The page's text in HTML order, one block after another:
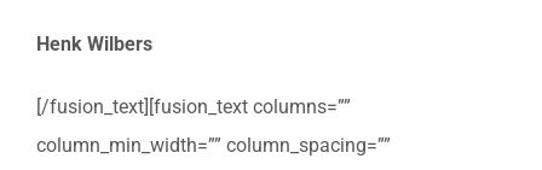
Henk Wilbers
[/fusion_text][fusion_text columns=””
column_min_width=”” column_spacing=””